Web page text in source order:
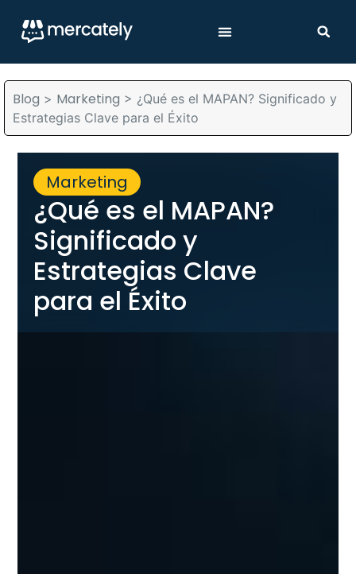
Blog > Marketing > ¿Qué es el MAPAN? Significado y
Estrategias Clave para el Éxito
Marketing
¿Qué es el MAPAN?
Significado y
Estrategias Clave
para el Éxito